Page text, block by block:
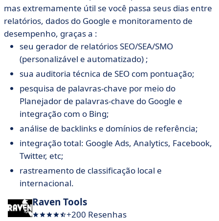
mas extremamente útil se você passa seus dias entre
relatórios, dados do Google e monitoramento de
desempenho, graças a :
seu gerador de relatórios SEO/SEA/SMO
(personalizável e automatizado) ;
sua auditoria técnica de SEO com pontuação;
pesquisa de palavras-chave por meio do
Planejador de palavras-chave do Google e
integração com o Bing;
análise de backlinks e domínios de referência;
integração total: Google Ads, Analytics, Facebook,
Twitter, etc;
rastreamento de classificação local e
internacional.
Raven Tools
+200 Resenhas